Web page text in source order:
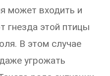
может входить и
гнезда этой птицы
В этом случае
угрожать